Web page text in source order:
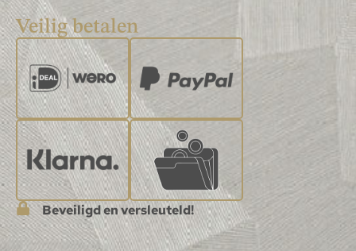
Veilig betalen
Beveiligd en versleuteld!